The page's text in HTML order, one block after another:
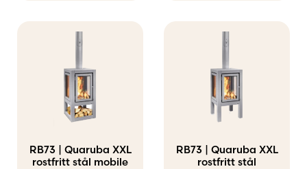
RB73 | Quaruba XXL
rostfritt stål mobile
RB73 | Quaruba XXL
rostfritt stål